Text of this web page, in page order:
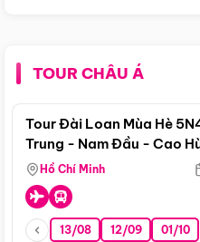
TOUR CHÂU Á
Tour Đài Loan Mùa Hè
Trung - Nam Đầu - Cao
Hồ Chí Minh
13/08 12/09 01/10